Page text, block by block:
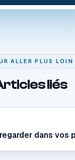
ALLER PLUS LOIN
liés
dans vos